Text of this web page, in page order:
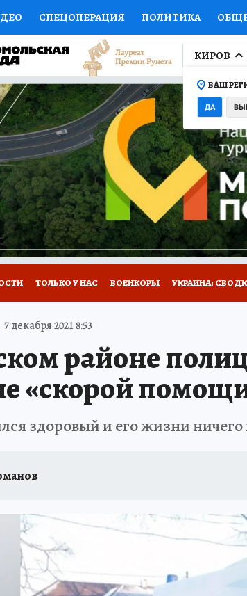
СПЕЦОПЕРАЦИЯ ПОЛИТИКА
НАУКА СПОРТ КОЛУМНИСТЫ
ДОКТОР ФИНАНСЫ
ПРОГНОЗЫ НА СПОРТ ПРОМОКОДЫ
НЕДВИЖИМОСТЬ ТЕЛЕВИЗОР
РЕКЛАМА ТЕСТЫ НОВОЕ НА САЙТЕ
КИРОВ
ВАШ
ДА
ТОЛЬКО У НАС ВОЕНКОРЫ УКРАИНА:
КУХНЯ ИСПЫТАНО НА СЕБЕ
7 декабря 2021 8:53
районе
«скорой
здоровый и его жизни ничего